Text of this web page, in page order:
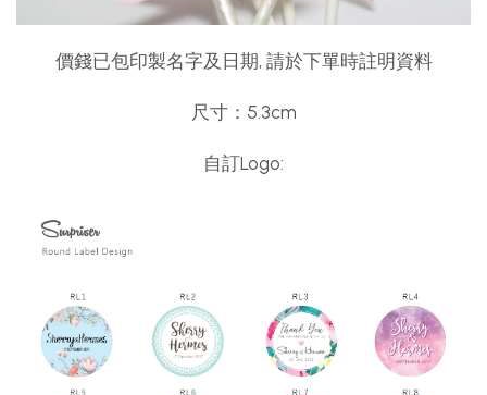
價錢已包印製名字及日期, 請於下單時註明資料
尺寸：5.3cm
自訂Logo: